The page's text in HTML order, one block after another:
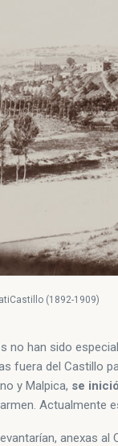
(1892-1909)
no han sido
fuera del Castillo
y Malpica, se
Actualmente
anexas